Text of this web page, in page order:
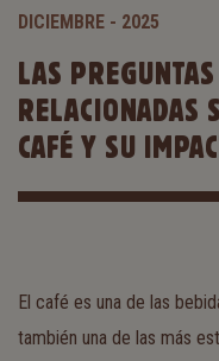
DICIEMBRE - 2025
LAS
RELACIONADAS
CAFÉ Y SU
El café es una de las
también una de las más